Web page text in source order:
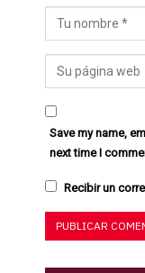
Save my name,
next time I
Recibir un